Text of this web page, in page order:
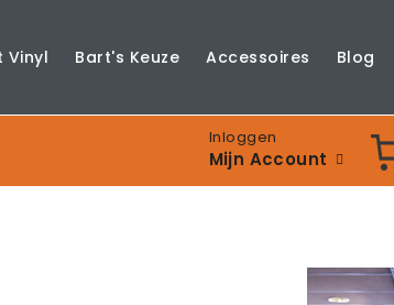
Vinyl Bart's Keuze Accessoires Blog
Inloggen
Mijn Account